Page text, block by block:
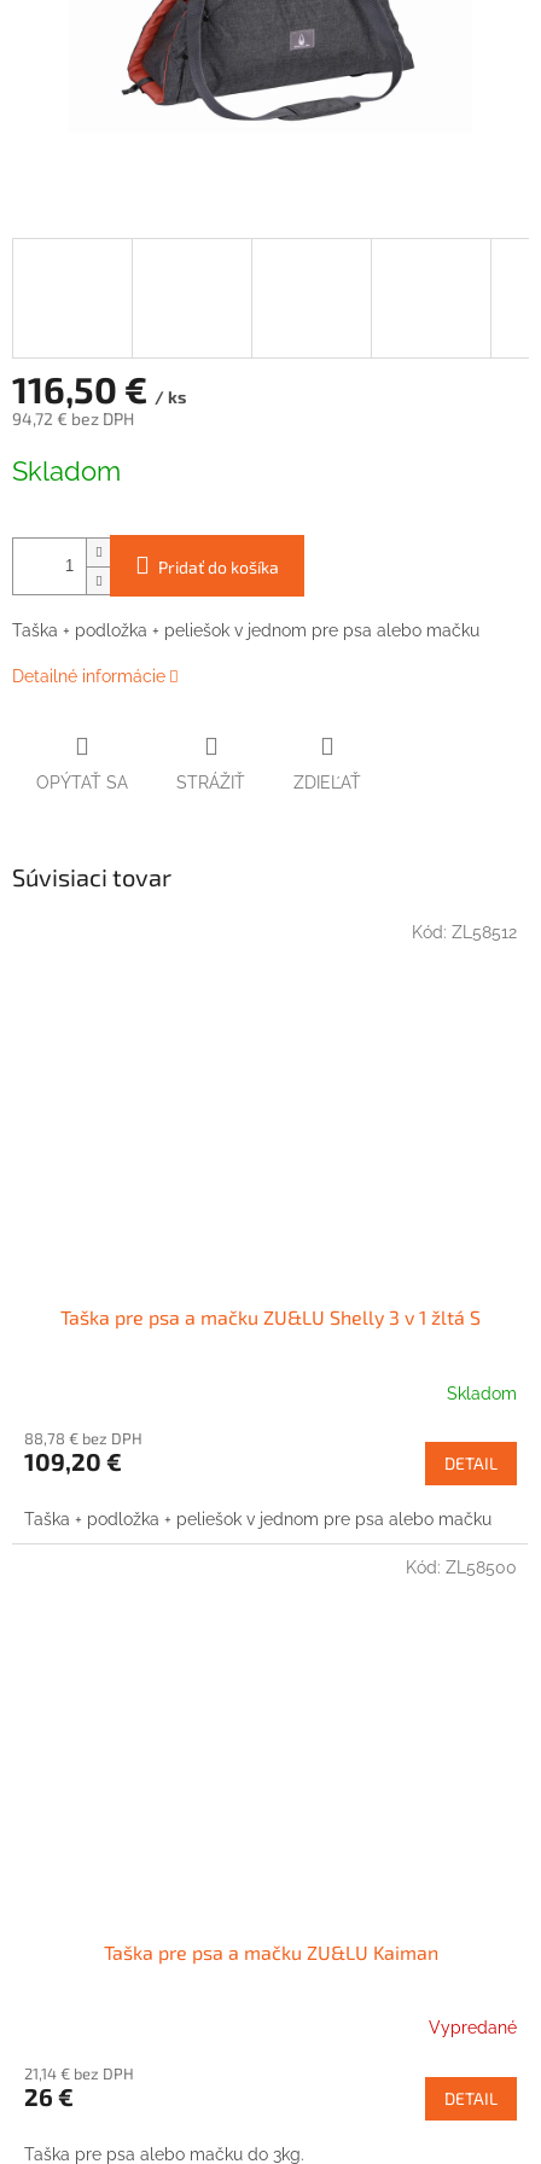
116,50 € / ks
94,72 € bez DPH
cena:
Skladom
Pridať do košíka
Taška + podložka + peliešok v jednom pre psa alebo mačku
Detailné informácie
OPÝTAŤ SA STRÁŽIŤ ZDIEĽAŤ
Súvisiaci tovar
Taška pre psa a mačku ZU&LU Shelly 3 v 1 žltá S
Skladom
88,78 € bez DPH
109,20 € DETAIL
Taška + podložka + peliešok v jednom pre psa alebo mačku
Kód: ZL58512
Taška pre psa a mačku ZU&LU Kaiman
Vypredané
21,14 € bez DPH
26 € DETAIL
Taška pre psa alebo mačku do 3kg.
Kód: ZL58500